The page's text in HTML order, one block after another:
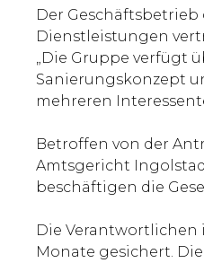
Der
Dienstleistungen
„Die Gruppe verfügt
Sanierungskonzept
mehreren
Betroffen von der
Amtsgericht
beschäftigen die
Die Verantwortlichen
Monate gesichert.